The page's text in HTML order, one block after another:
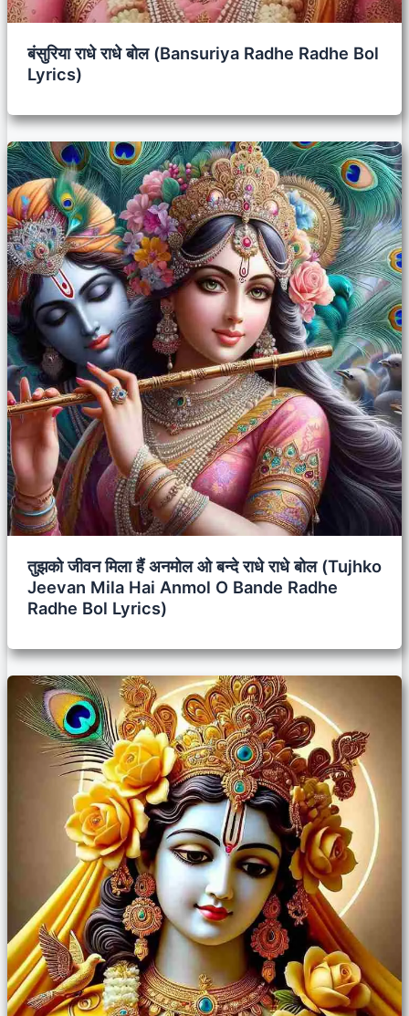
बंसुरिया राधे राधे बोल (Bansuriya Radhe Radhe Bol
Lyrics)
तुझको जीवन मिला हैं अनमोल ओ बन्दे राधे राधे बोल (Tujhko
Jeevan Mila Hai Anmol O Bande Radhe
Radhe Bol Lyrics)